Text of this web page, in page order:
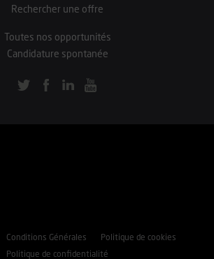
Rechercher une offre
Toutes nos opportunités
Candidature spontanée
Conditions Générales
Politique de cookies
Politique de confidentialité